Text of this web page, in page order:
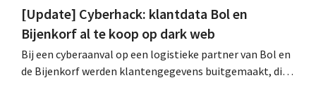
[Update] Cyberhack: klantdata Bol en
Bijenkorf al te koop op dark web
Bij een cyberaanval op een logistieke partner van Bol en
de Bijenkorf werden klantengegevens buitgemaakt, die